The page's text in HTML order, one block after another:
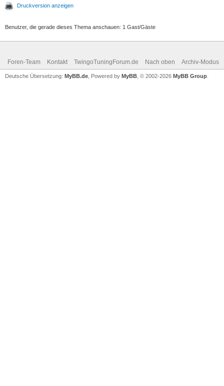
Druckversion anzeigen
Benutzer, die gerade dieses Thema anschauen: 1 Gast/Gäste
Foren-Team Kontakt TwingoTuningForum.de Nach oben Archiv-Modus
Deutsche Übersetzung: MyBB.de , Powered by MyBB , © 2002-2026 MyBB Group